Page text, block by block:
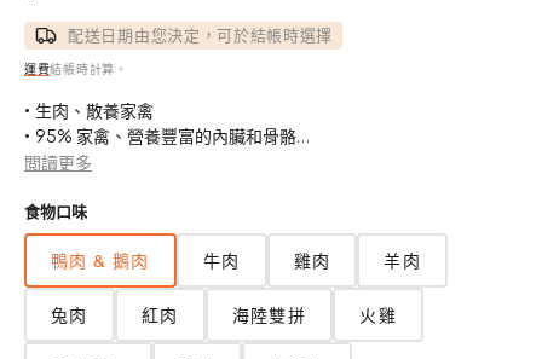
價
價
配送日期由您決定，可於結帳時選擇
運費結帳時計算。
• 生肉、散養家禽
• 95% 家禽、營養豐富的內臟和骨骼
• 不含豌豆、扁豆和馬鈴薯
• 添加牛磺酸
• 添加維生素和礦物質
• 添加益生菌和抗氧化劑
• 100%完整且均衡的晚餐
閲讀更多
食物口味
鴨肉 & 鵝肉 牛肉 雞肉 羊肉
兔肉 紅肉 海陸雙拼 火雞